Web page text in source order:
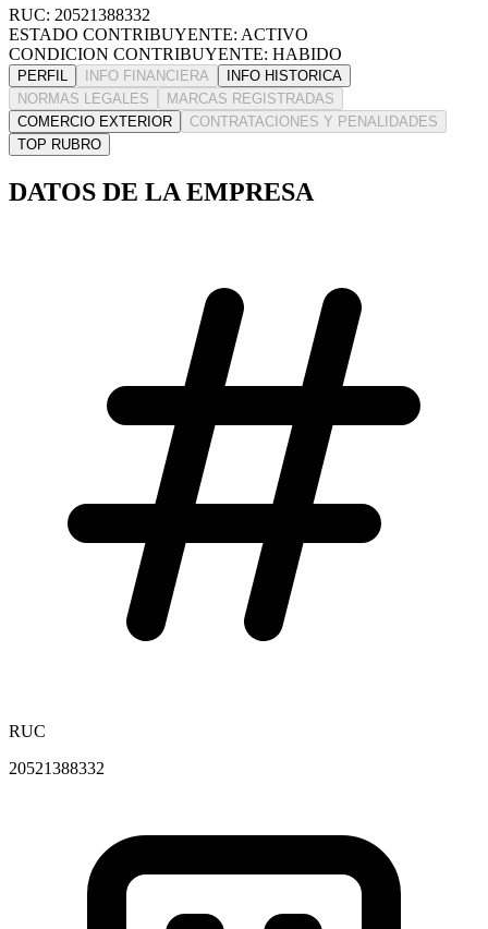
RUC: 20521388332
ESTADO CONTRIBUYENTE: ACTIVO
CONDICION CONTRIBUYENTE: HABIDO
PERFIL INFO FINANCIERA
INFO HISTORICA
NORMAS LEGALES
MARCAS REGISTRADAS
COMERCIO EXTERIOR
CONTRATACIONES Y PENALIDADES
TOP RUBRO
DATOS DE LA EMPRESA
RUC
20521388332